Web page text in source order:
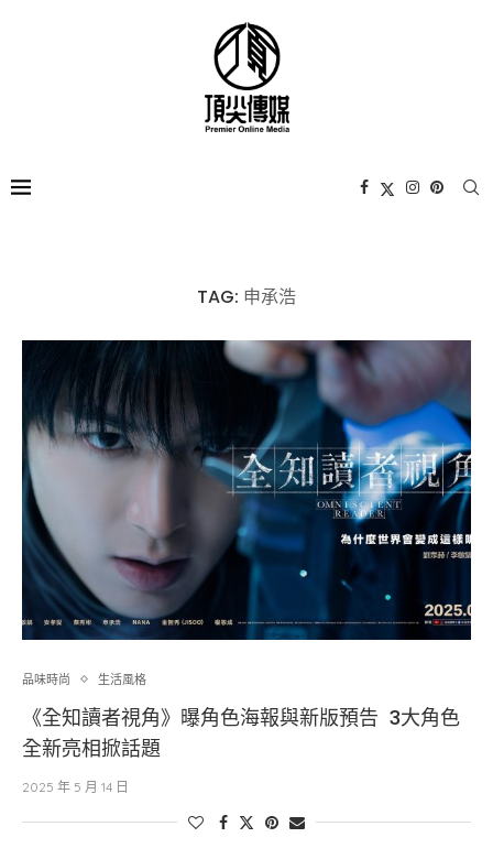
TAG: 申承浩
品味時尚 生活風格
《全知讀者視角》曝角色海報與新版預告 3大角色
全新亮相掀話題
2025 年 5 月 14 日